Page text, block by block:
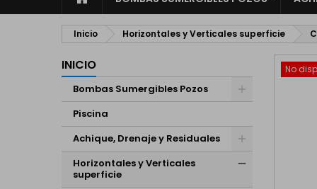
Inicio Horizontales y Verticales superficie
INICIO
Bombas Sumergibles Pozos
Piscina
Achique, Drenaje y Residuales
Horizontales y Verticales
superficie
No